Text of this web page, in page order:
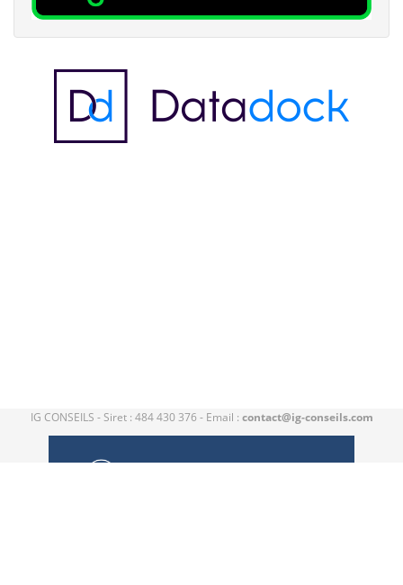
IG CONSEILS - Siret : 484 430 376 - Email : contact@ig-conseils.com